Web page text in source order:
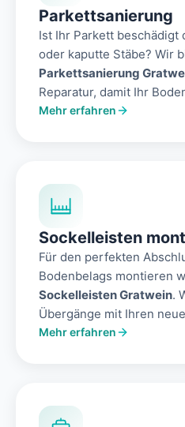
Parkettsanierung
Ist Ihr Parkett beschädigt
oder kaputte Stäbe? Wir
Parkettsanierung
Reparatur, damit Ihr
Mehr erfahren
Sockelleisten
Für den perfekten
Bodenbelags montieren
Sockelleisten Gratwein.
Übergänge mit Ihren
Mehr erfahren